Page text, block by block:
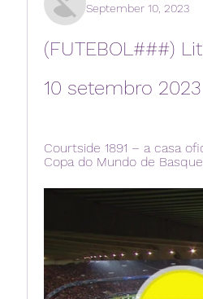
September 10, 2023
(FUTEBOL###)
10 setembro 2023
Courtside 1891 – a casa
Copa do Mundo de